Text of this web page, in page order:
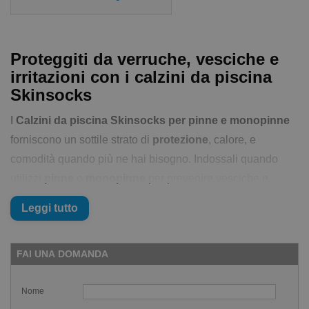
Proteggiti da verruche, vesciche e
irritazioni con i calzini da piscina
Skinsocks
Calzini da piscina Skinsocks per pinne e monopinne
forniscono un sottile strato di protezione, calore, e
comodità quando più ne hai bisogno. Indossali quando
irritazioni ma anche per acquafitness sul piano vasca in
piscina
e nella doccia. Grande protezione dal sole e dalla
e sci d'acqua.
per pinne e monopinnesono leggerissimi, come una
Leggi tutto
FAI UNA DOMANDA
Nome